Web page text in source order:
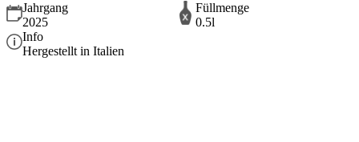
Jahrgang
2025
Füllmenge
0.5l
Info
Hergestellt in Italien